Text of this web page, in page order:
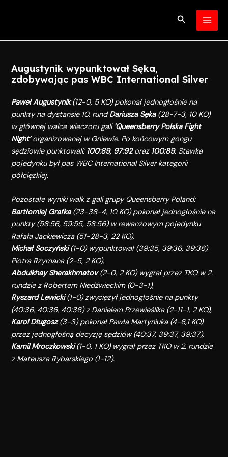
Search
Augustynik wypunktował Sęka,
zdobywając pas WBC International Silver
Paweł Augustynik(12-0, 5 KO) pokonał jednogłośnie na
punkty na dystansie 10. rundDariusza Sęka(28-7-3, 10 KO)
w głównej walce wieczoru gali ’Queensberry Polska Fight
Night’organizowanej w Gniewie. Po końcowym gongu
sędziowie punktowali: 100:89, 97:92oraz 100:89. Stawką
pojedynku był pas WBC International Silver kategorii
półciężkiej.
Pozostałe wyniki walk z gali grupy Queensberry Poland:
Bartłomiej Grafka(23-38-4, 10 KO) pokonał jednogłośnie na
punkty (58:56, 59:55, 58:56) w rewanżowym pojedynku
Rafała Jackiewicza (51-28-3, 22 KO),
Michał Soczyński(1-0) wypunktował (39:35, 39:36, 39:36)
Piotra Rzymana (2-5, 2 KO),
Abdulkhay Sharakhmatov(2-0, 2 KO) wygrał przez TKO w 2.
rundzie z Robertem Niedźwieckim (0-3-1),
Ryszard Lewicki(1-0) zwyciężył jednogłośnie na punkty
(40:36, 40:36, 40:36) z Danielem Przewieślika (2-11-1, 2 KO),
Karol Długosz(3-3) pokonał Pawła Martyniuka (4-6,1 KO)
przez jednogłośną decyzję sędziów (40:37, 39:37, 39:37),
Kamil Mroczkowski(1-0, 1 KO) wygrał przez TKO w 2. rundzie
z Mateusza Rybarskiego (1-12).